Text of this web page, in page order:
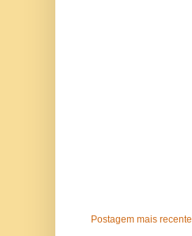
Postagem mais recente